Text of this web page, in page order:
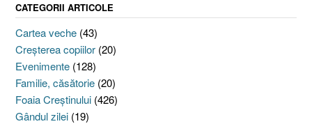
CATEGORII ARTICOLE
Cartea veche (43)
Creşterea copiilor (20)
Evenimente (128)
Familie, căsătorie (20)
Foaia Creştinului (426)
Gândul zilei (19)